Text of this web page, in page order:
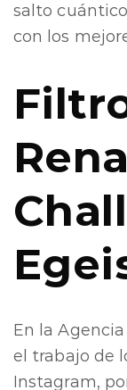
salto
con los
En la
el trabajo de
Instagram,